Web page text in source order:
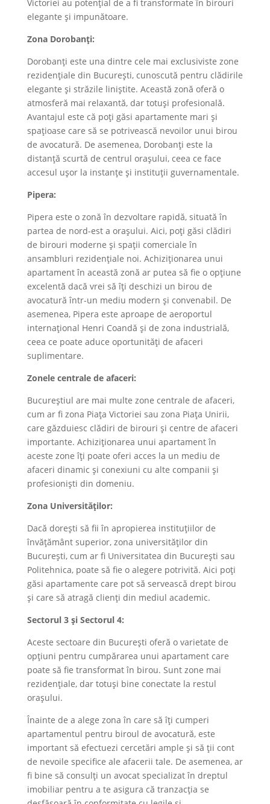
Victoriei au potențial de a fi transformate în birouri
elegante și impunătoare.
Zona Dorobanți:
Dorobanți este una dintre cele mai exclusiviste zone
rezidențiale din București, cunoscută pentru clădirile
elegante și străzile liniștite. Această zonă oferă o
atmosferă mai relaxantă, dar totuși profesională.
Avantajul este că poți găsi apartamente mari și
spațioase care să se potrivească nevoilor unui birou
de avocatură. De asemenea, Dorobanți este la
distanță scurtă de centrul orașului, ceea ce face
accesul ușor la instanțe și instituții guvernamentale.
Pipera:
Pipera este o zonă în dezvoltare rapidă, situată în
partea de nord-est a orașului. Aici, poți găsi clădiri
de birouri moderne și spații comerciale în
ansambluri rezidențiale noi. Achiziționarea unui
apartament în această zonă ar putea să fie o opțiune
excelentă dacă vrei să îți deschizi un birou de
avocatură într-un mediu modern și convenabil. De
asemenea, Pipera este aproape de aeroportul
internațional Henri Coandă și de zona industrială,
ceea ce poate aduce oportunități de afaceri
suplimentare.
Zonele centrale de afaceri:
Bucureștiul are mai multe zone centrale de afaceri,
cum ar fi zona Piața Victoriei sau zona Piața Unirii,
care găzduiesc clădiri de birouri și centre de afaceri
importante. Achiziționarea unui apartament în
aceste zone îți poate oferi acces la un mediu de
afaceri dinamic și conexiuni cu alte companii și
profesioniști din domeniu.
Zona Universităților:
Dacă dorești să fii în apropierea instituțiilor de
învățământ superior, zona universităților din
București, cum ar fi Universitatea din București sau
Politehnica, poate să fie o alegere potrivită. Aici poți
găsi apartamente care pot să servească drept birou
și care să atragă clienți din mediul academic.
Sectorul 3 și Sectorul 4:
Aceste sectoare din București oferă o varietate de
opțiuni pentru cumpărarea unui apartament care
poate să fie transformat în birou. Sunt zone mai
rezidențiale, dar totuși bine conectate la restul
orașului.
Înainte de a alege zona în care să îți cumperi
apartamentul pentru biroul de avocatură, este
important să efectuezi cercetări ample și să ții cont
de nevoile specifice ale afacerii tale. De asemenea, ar
fi bine să consulți un avocat specializat în dreptul
imobiliar pentru a te asigura că tranzacția se